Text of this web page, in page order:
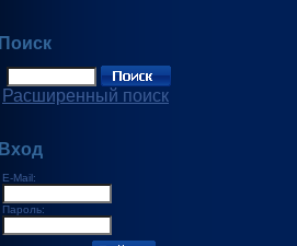
Поиск
Расширенный поиск
Вход
E-Mail:
Пароль: